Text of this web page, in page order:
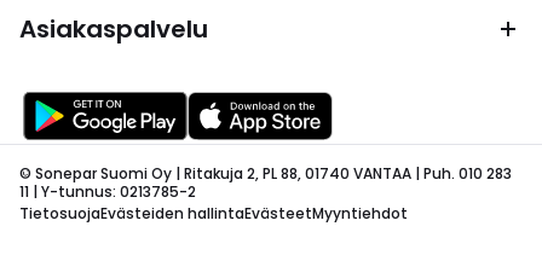
Asiakaspalvelu
© Sonepar Suomi Oy | Ritakuja 2, PL 88, 01740 VANTAA | Puh. 010 283
11 | Y-tunnus: 0213785-2
TietosuojaEvästeiden hallintaEvästeetMyyntiehdot